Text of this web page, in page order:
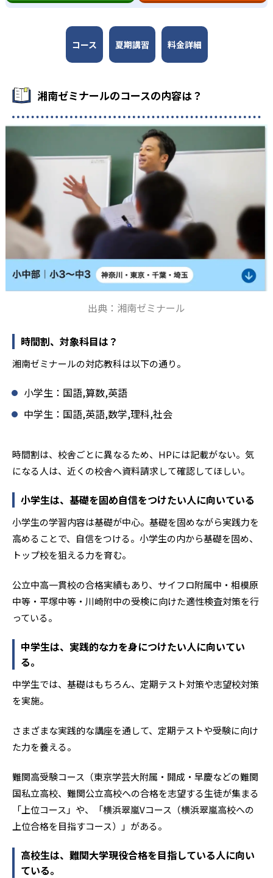
コース 夏期講習 料金詳細
湘南ゼミナールのコースの内容は？
出典：湘南ゼミナール
時間割、対象科目は？
湘南ゼミナールの対応教科は以下の通り。
小学生：国語,算数,英語
中学生：国語,英語,数学,理科,社会
時間割は、校舎ごとに異なるため、HPには記載がない。気
になる人は、近くの校舎へ資料請求して確認してほしい。
小学生は、基礎を固め自信をつけたい人に向いている
小学生の学習内容は基礎が中心。基礎を固めながら実践力を
高めることで、自信をつける。小学生の内から基礎を固め、
トップ校を狙える力を育む。
公立中高一貫校の合格実績もあり、サイフロ附属中・相模原
中等・平塚中等・川崎附中の受検に向けた適性検査対策を行
っている。
中学生は、実践的な力を身につけたい人に向いてい
る。
中学生では、基礎はもちろん、定期テスト対策や志望校対策
を実施。
さまざまな実践的な講座を通して、定期テストや受験に向け
た力を養える。
難関高受験コース（東京学芸大附属・開成・早慶などの難関
国私立高校、難関公立高校への合格を志望する生徒が集まる
「上位コース」や、「横浜翠嵐Vコース（横浜翠嵐高校への
上位合格を目指すコース）」がある。
高校生は、難関大学現役合格を目指している人に向い
ている。